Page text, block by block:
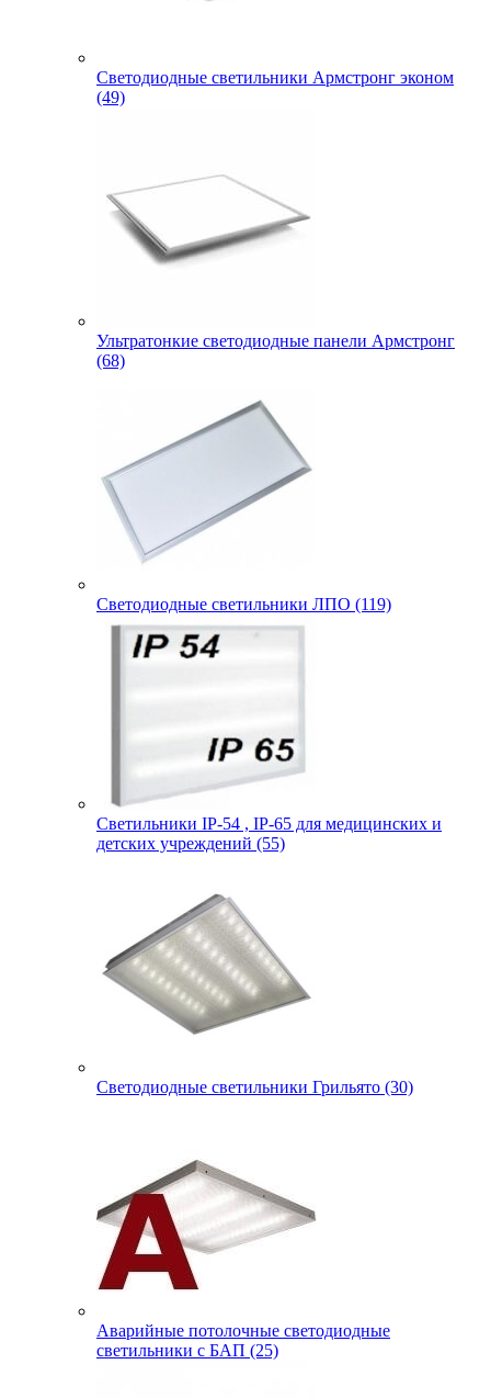
Светодиодные светильники Армстронг эконом
(49)
Ультратонкие светодиодные панели Армстронг
(68)
Светодиодные светильники ЛПО (119)
Светильники IP-54 , IP-65 для медицинских и
детских учреждений (55)
Светодиодные светильники Грильято (30)
Аварийные потолочные светодиодные
светильники с БАП (25)